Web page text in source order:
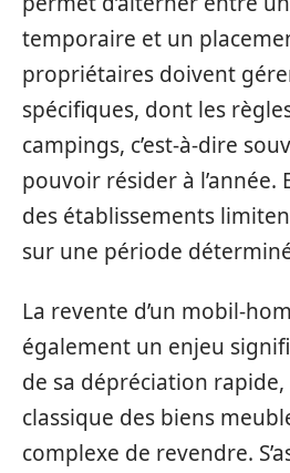
temporaire et un
propriétaires doivent
spécifiques, dont les
campings, c’est-à-dire
pouvoir résider à
des établissements
sur une période
La revente d’un mobil-
également un enjeu
de sa dépréciation
classique des biens
complexe de revendre.